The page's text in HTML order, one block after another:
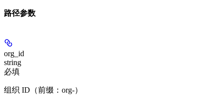
路径参数
org_id
string
必填
组织 ID（前缀：org-）